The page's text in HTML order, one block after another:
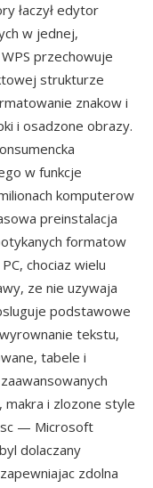
łaczył edytor
w jednej,
przechowuje
strukturze
znakow i
i osadzone obrazy.
w funkcje
komputerow
preinstalacja
formatow
chociaz wielu
ze nie uzywaja
podstawowe
tekstu,
tabele i
makra i zlozone style
— Microsoft
dolaczany
zdolna